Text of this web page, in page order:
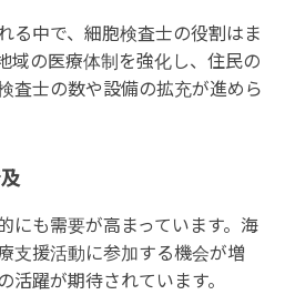
る中で、細胞検査士の役割はま
域の医療体制を強化し、住民の
査士の数や設備の拡充が進めら
にも需要が高まっています。海
支援活動に参加する機会が増
活躍が期待されています。